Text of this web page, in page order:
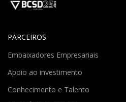
PARCEIROS
Embaixadores Empresariais
Apoio ao investimento
Conhecimento e Talento